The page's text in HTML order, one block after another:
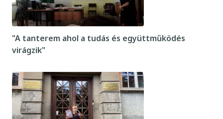
"A tanterem ahol a tudás és együttműködés
virágzik"